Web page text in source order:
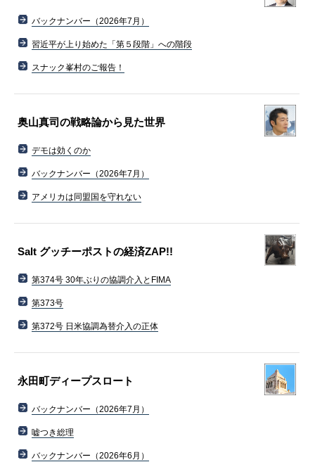
バックナンバー（2026年7月）
習近平が上り始めた「第５段階」への階段
スナック峯村のご報告！
奥山真司の戦略論から見た世界
デモは効くのか
バックナンバー（2026年7月）
アメリカは同盟国を守れない
Salt グッチーポストの経済ZAP!!
第374号 30年ぶりの協調介入とFIMA
第373号
第372号 日米協調為替介入の正体
永田町ディープスロート
バックナンバー（2026年7月）
嘘つき総理
バックナンバー（2026年6月）